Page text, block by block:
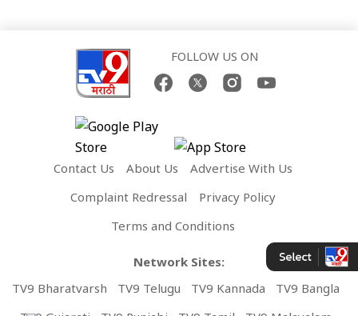
FOLLOW US ON
Contact Us About Us
Advertise With Us
Complaint Redressal
Privacy Policy
Terms and Conditions
Network Sites:
TV9 Bharatvarsh
TV9 Telugu TV9 Kannada
TV9 Bangla